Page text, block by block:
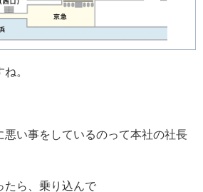
。
悪い事をしているのって本社の社長
たら、乗り込んで